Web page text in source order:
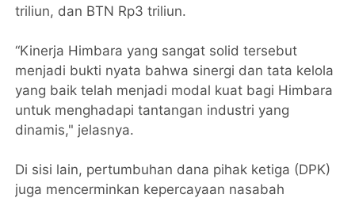
triliun, dan BTN Rp3 triliun.
“Kinerja Himbara yang sangat solid tersebut
menjadi bukti nyata bahwa sinergi dan tata kelola
yang baik telah menjadi modal kuat bagi Himbara
untuk menghadapi tantangan industri yang
dinamis," jelasnya.
Di sisi lain, pertumbuhan dana pihak ketiga (DPK)
juga mencerminkan kepercayaan nasabah